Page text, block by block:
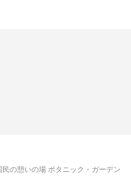
の憩いの場 ボタニック・ガーデン